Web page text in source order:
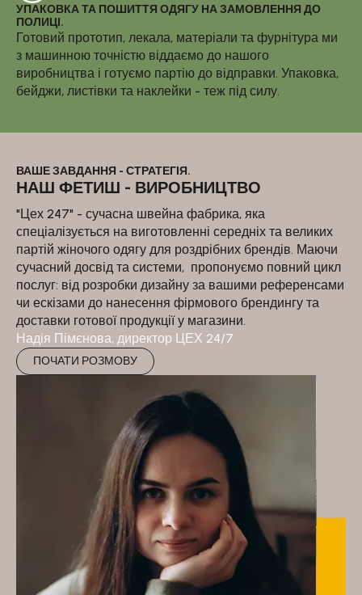
УПАКОВКА ТА ПОШИТТЯ ОДЯГУ НА ЗАМОВЛЕННЯ ДО
ПОЛИЦІ.
Готовий прототип, лекала, матеріали та фурнітура ми
з машинною точністю віддаємо до нашого
виробництва і готуємо партію до відправки. Упаковка,
бейджи, листівки та наклейки - теж під силу.
ВАШЕ ЗАВДАННЯ - СТРАТЕГІЯ.
НАШ ФЕТИШ - ВИРОБНИЦТВО
"Цех 247" - сучасна швейна фабрика, яка
спеціалізується на виготовленні середніх та великих
партій жіночого одягу для роздрібних брендів. Маючи
сучасний досвід та системи, пропонуємо повний цикл
послуг: від розробки дизайну за вашими референсами
чи ескізами до нанесення фірмового брендингу та
доставки готової продукції у магазини.
Надія Пімєнова, директор ЦЕХ 24/7
ПОЧАТИ РОЗМОВУ